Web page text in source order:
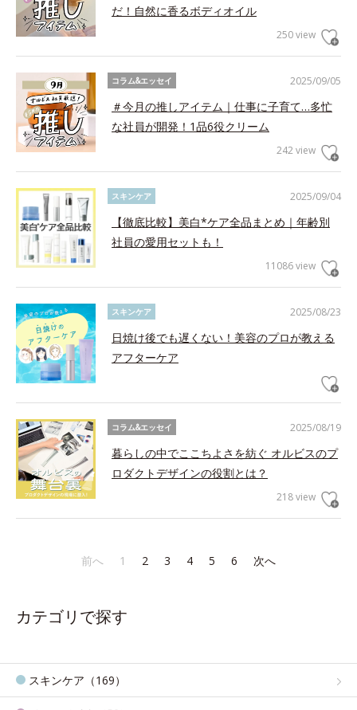
だ！自然に香るボディオイル
250 view
2025/09/05
コラム&エッセイ
＃今月の推しアイテム｜仕事に子育て…多忙
な社員が開発！1品6役クリーム
242 view
2025/09/04
スキンケア
【徹底比較】美白*ケア全品まとめ｜年齢別
社員の愛用セットも！
11086 view
2025/08/23
スキンケア
日焼け後でも遅くない！美容のプロが教える
アフターケア
2025/08/19
コラム&エッセイ
暮らしの中でここちよさを紡ぐ オルビスのプ
ロダクトデザインの役割とは？
218 view
前へ 1 2 3 4 5 6 次へ
カテゴリで探す
スキンケア（169）